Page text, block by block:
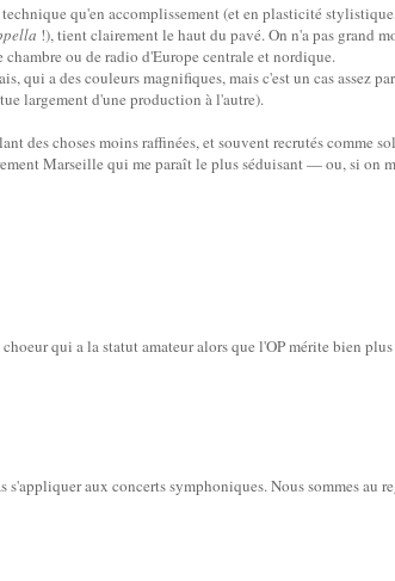
qu'en accomplissement (et en plasticité
!), tient clairement le haut du pavé. On n'a pas grand
ou de radio d'Europe centrale et nordique.
qui a des couleurs magnifiques, mais c'est un cas assez
largement d'une production à l'autre).
des choses moins raffinées, et souvent recrutés comme
Marseille qui me paraît le plus séduisant — ou, si on
qui a la statut amateur alors que l'OP mérite bien
aux concerts symphoniques. Nous sommes au